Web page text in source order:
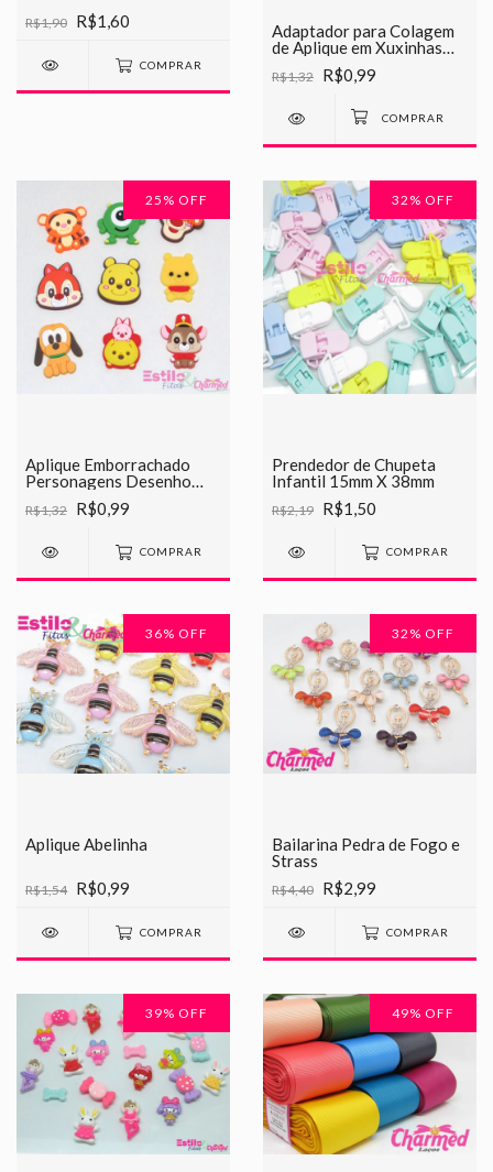
R$1,90 R$1,60
COMPRAR
Adaptador para Colagem
de Aplique em Xuxinhas
R$1,32 R$0,99
25 % OFF
Aplique Emborrachado
Personagens Desenho
R$1,32 R$0,99
COMPRAR
32 % OFF
Prendedor de Chupeta
Infantil 15mm X 38mm
R$2,19 R$1,50
COMPRAR
36% OFF
Aplique Abelinha
R$1,54 R$0,99
COMPRAR
32 % OFF
Bailarina Pedra de Fogo e
Strass
R$4,40 R$2,99
COMPRAR
39% OFF 49% OFF